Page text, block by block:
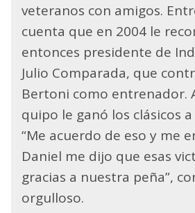
veteranos con amigos.
cuenta que en 2004 le
entonces presidente de
Julio Comparada, que
Bertoni como entrenador.
quipo le ganó los clásicos a
“Me acuerdo de eso y me
Daniel me dijo que esas
gracias a nuestra peña”,
orgulloso.